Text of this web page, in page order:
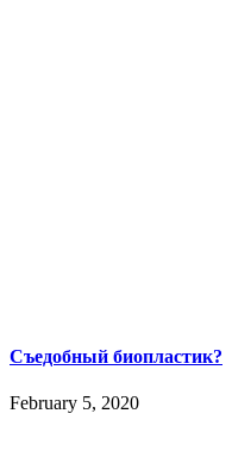
Съедобный биопластик?
February 5, 2020